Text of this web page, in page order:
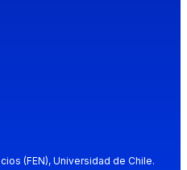
(FEN), Universidad de Chile.